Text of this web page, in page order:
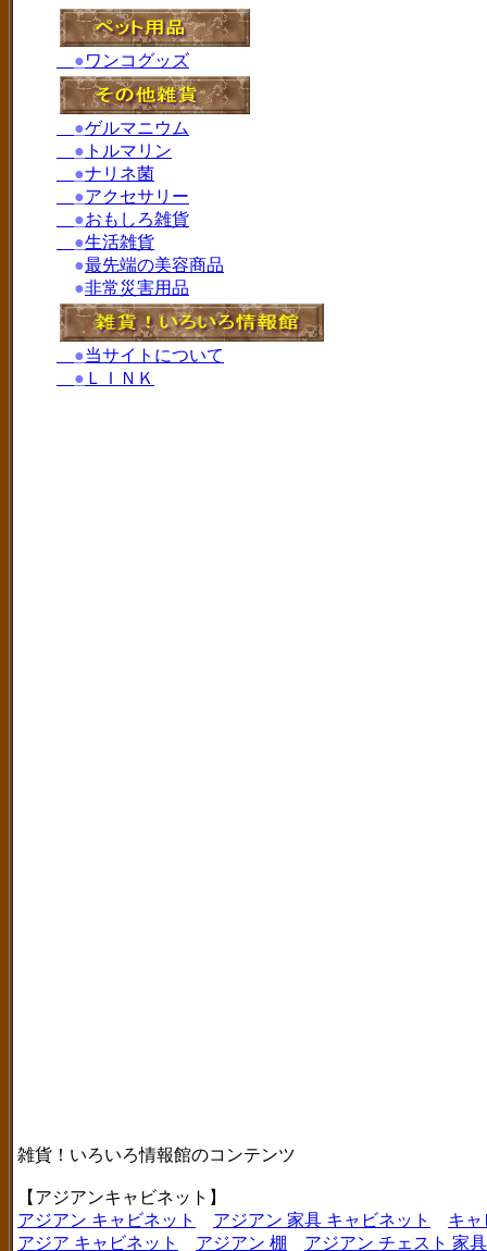
●ワンコグッズ
●ゲルマニウム
● トルマリン
●ナリネ菌
●アクセサリー
●おもしろ雑貨
●生活雑貨
●最先端の美容商品
●非常災害用品
●当サイトについて
● ＬＩＮＫ
雑貨！いろいろ情報館のコンテンツ
【アジアンキャビネット】
アジアン キャビネット
アジアン 家具 キャビネット
キャ
アジア キャビネット
アジアン 棚 アジアン チェスト 家